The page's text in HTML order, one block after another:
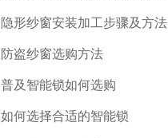
隐形纱窗安装加工步骤及方法
防盗纱窗选购方法
普及智能锁如何选购
如何选择合适的智能锁